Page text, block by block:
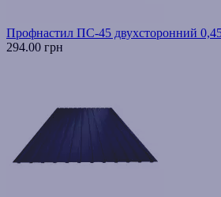
Профнастил ПС-45 двухсторонний
294.00 грн